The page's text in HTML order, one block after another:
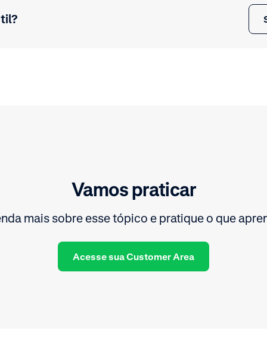
Vamos praticar
mais sobre esse tópico e pratique o que
Acesse sua Customer Area